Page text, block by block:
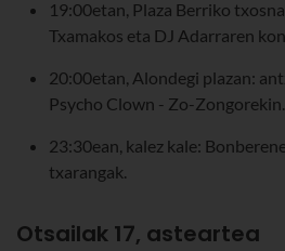
19:00etan, Plaza Berriko
Txamakos eta DJ Adarraren
20:00etan, Alondegi plazan:
Psycho Clown - Zo-Zongorekin.
23:30ean, kalez kale:
txarangak.
Otsailak 17, asteartea